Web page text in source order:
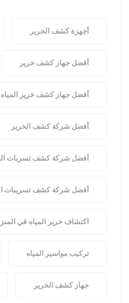
أجهزة كشف الخرير
أفضل جهاز كشف خرير
أفضل جهاز كشف خرير المياه
أفضل شركة كشف الخرير
أفضل شركة كشف تسربات
أفضل شركة كشف تسريبات
اكتشاف خرير المياه في
تركيب مواسير المياه
جهاز كشف الخرير